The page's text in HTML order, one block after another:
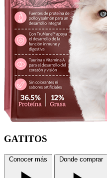
GATITOS
Conocer más Donde comprar